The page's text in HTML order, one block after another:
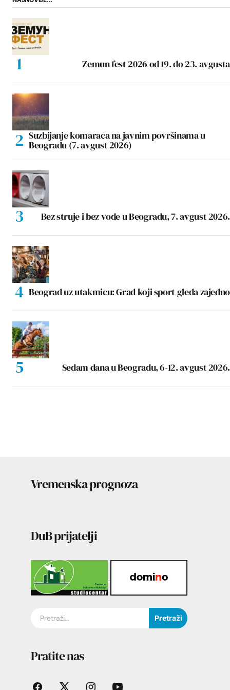
Zemun fest 2026 od 19. do 23. avgusta
Suzbijanje komaraca na javnim površinama u
Beogradu (7. avgust 2026)
Bez struje i bez vode u Beogradu, 7. avgust 2026.
Beograd uz utakmicu: Grad koji sport gleda zajedno
Sedam dana u Beogradu, 6-12. avgust 2026.
Vremenska prognoza
DuB prijatelji
Pretraži
Pratite nas